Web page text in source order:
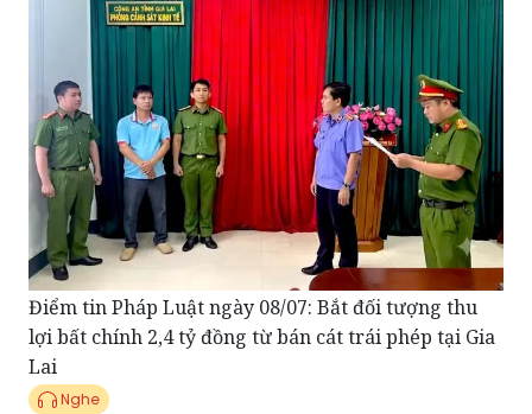
Điểm tin Pháp Luật ngày 08/07: Bắt đối tượng thu
lợi bất chính 2,4 tỷ đồng từ bán cát trái phép tại Gia
Lai
Nghe